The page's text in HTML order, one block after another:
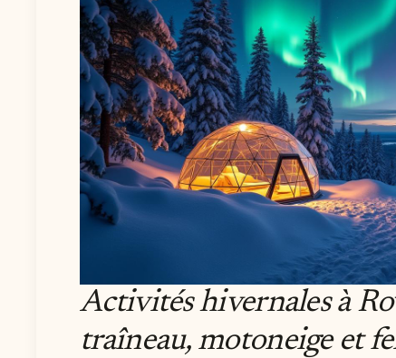
Activités hivernales à
traîneau, motoneige et